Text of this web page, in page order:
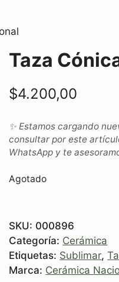
Taza
$4.200,00
✨ Estamos cargando
consultar por este
WhatsApp y te
Agotado
SKU: 000896
Categoría: Cerámica
Etiquetas: Sublimar,
Marca: Cerámica